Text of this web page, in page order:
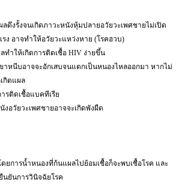
ลดึงรั้งจนเกิดภาวะหนังหุ้มปลายอวัยวะเพศชายไม่เปิด
ง อาจทำให้อวัยวะแหว่งหาย (โรคฮวบ)
ทำให้เกิดการติดเชื้อ HIV ง่ายขึ้น
าหนีบอาจจะอักเสบจนแตกเป็นหนองไหลออกมา หากไม่
กิดแผล
รติดเชื้อแบคทีเรีย
งอวัยวะเพศชายอาจจะเกิดพังผืด
ยการน้ำหนองที่ก้นแผลไปย้อมเชื้อก็จะพบเชื้อโรค และ
นยันการวินิจฉัยโรค